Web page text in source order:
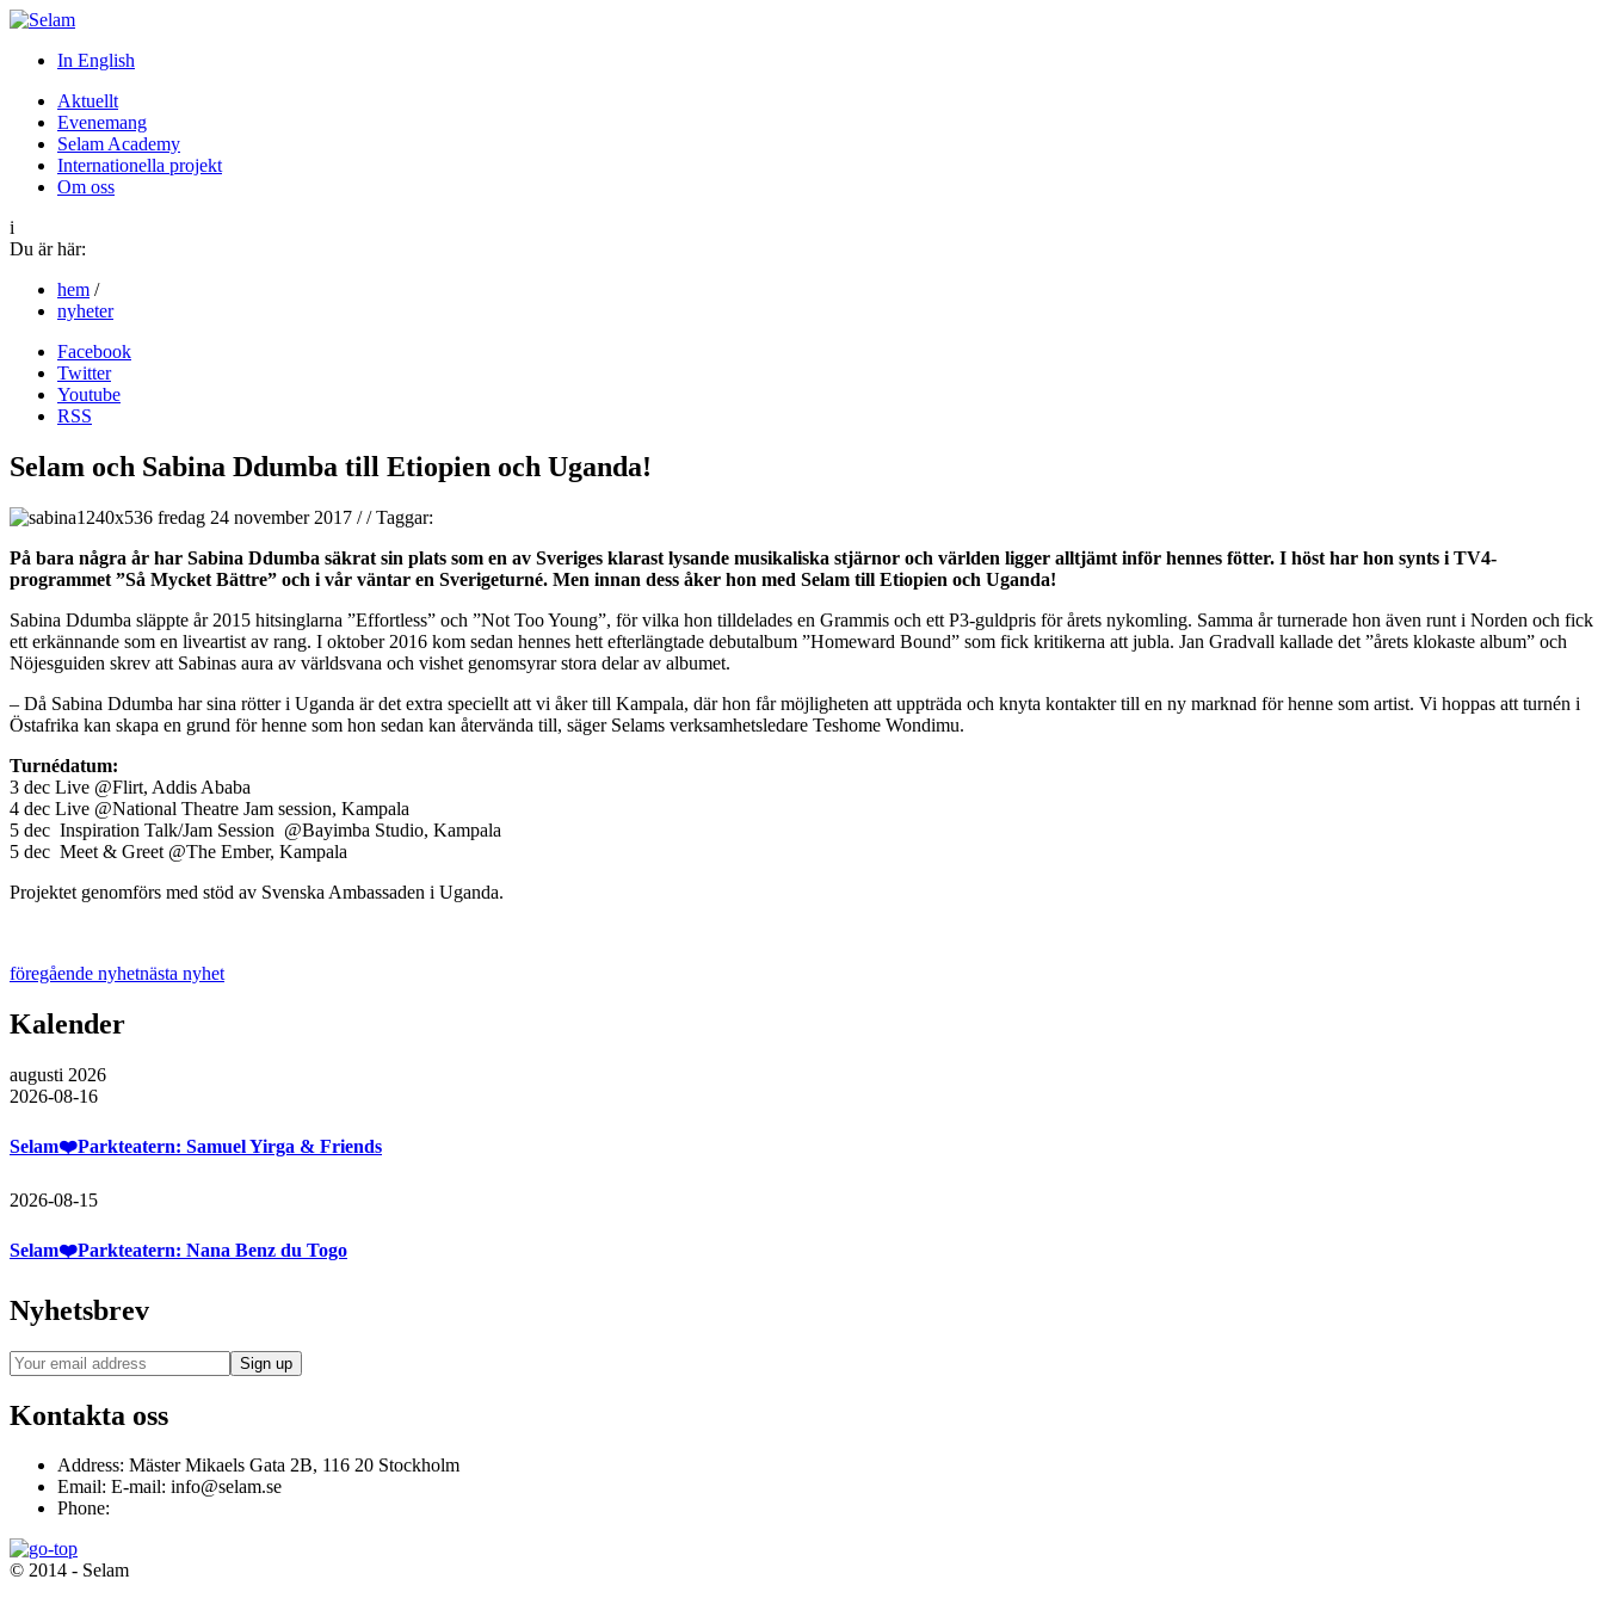
In English
Aktuellt
Evenemang
Selam Academy
Internationella projekt
Om oss
i
Du är här:
hem /
nyheter
Facebook
Twitter
Youtube
RSS
Selam och Sabina Ddumba till Etiopien och Uganda!
fredag 24 november 2017 //Taggar:
På bara några år har Sabina Ddumba säkrat sin plats som en av Sveriges klarast lysande musikaliska stjärnor och världen ligger alltjämt inför hennes fötter. I höst har hon synts i TV4-
programmet ”Så Mycket Bättre” och i vår väntar en Sverigeturné. Men innan dess åker hon med Selam till Etiopien och Uganda!
Sabina Ddumba släppte år 2015 hitsinglarna ”Effortless” och ”Not Too Young”, för vilka hon tilldelades en Grammis och ett P3-guldpris för årets nykomling. Samma år turnerade hon även runt i Norden och fick
ett erkännande som en liveartist av rang. I oktober 2016 kom sedan hennes hett efterlängtade debutalbum ”Homeward Bound” som fick kritikerna att jubla. Jan Gradvall kallade det ”årets klokaste album” och
Nöjesguiden skrev att Sabinas aura av världsvana och vishet genomsyrar stora delar av albumet.
– Då Sabina Ddumba har sina rötter i Uganda är det extra speciellt att vi åker till Kampala, där hon får möjligheten att uppträda och knyta kontakter till en ny marknad för henne som artist. Vi hoppas att turnén i
Östafrika kan skapa en grund för henne som hon sedan kan återvända till, säger Selams verksamhetsledare Teshome Wondimu.
Turnédatum:
3 dec Live @Flirt, Addis Ababa
4 dec Live @National Theatre Jam session, Kampala
5 dec Inspiration Talk/Jam Session @Bayimba Studio, Kampala
5 dec Meet & Greet @The Ember, Kampala
Projektet genomförs med stöd av Svenska Ambassaden i Uganda.
föregående nyhetnästa nyhet
Kalender
augusti 2026
2026-08-16
Selam❤️Parkteatern: Samuel Yirga & Friends
2026-08-15
Selam❤️Parkteatern: Nana Benz du Togo
Nyhetsbrev
Kontakta oss
Address: Mäster Mikaels Gata 2B, 116 20 Stockholm
Email: E-mail: info@selam.se
Phone:
© 2014 - Selam